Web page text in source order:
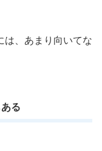
は、あまり向いてな
る